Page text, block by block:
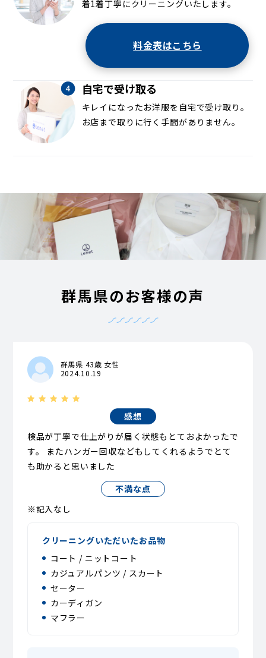
着1着丁寧にクリーニングいたします。
料金表はこちら
自宅で受け取る
キレイになったお洋服を自宅で受け取り。
お店まで取りに行く手間がありません。
群馬県のお客様の声
群馬県 43歳 女性
2024.10.19
感想
検品が丁寧で仕上がりが届く状態もとておよかったで
す。 またハンガー回収などもしてくれるようでとて
も助かると思いました
不満な点
※記入なし
クリーニングいただいたお品物
コート / ニットコート
カジュアルパンツ / スカート
セーター
カーディガン
マフラー